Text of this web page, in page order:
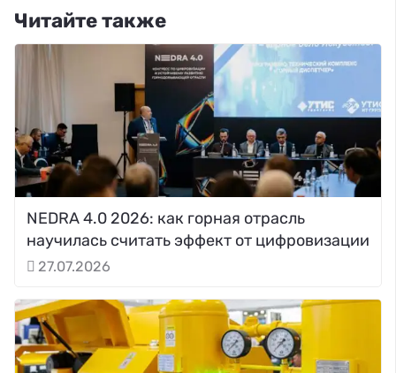
Читайте также
NEDRA 4.0 2026: как горная отрасль
научилась считать эффект от цифровизации
27.07.2026